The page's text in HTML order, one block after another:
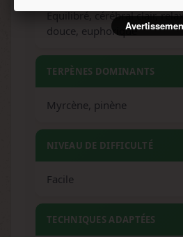
Équilibré, cérébral clair,
douce, euphorique
TERPÈNES DOMINANTS
Myrcène, pinène
NIVEAU DE DIFFICULTÉ
Facile
TECHNIQUES ADAPTÉES